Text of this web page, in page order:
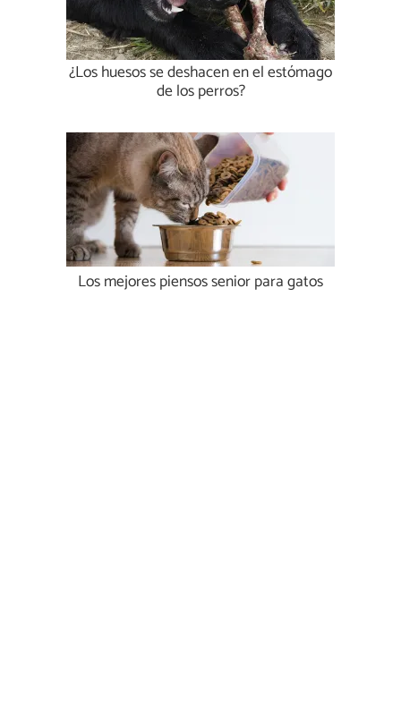
¿Los huesos se deshacen en el estómago
de los perros?
Los mejores piensos senior para gatos